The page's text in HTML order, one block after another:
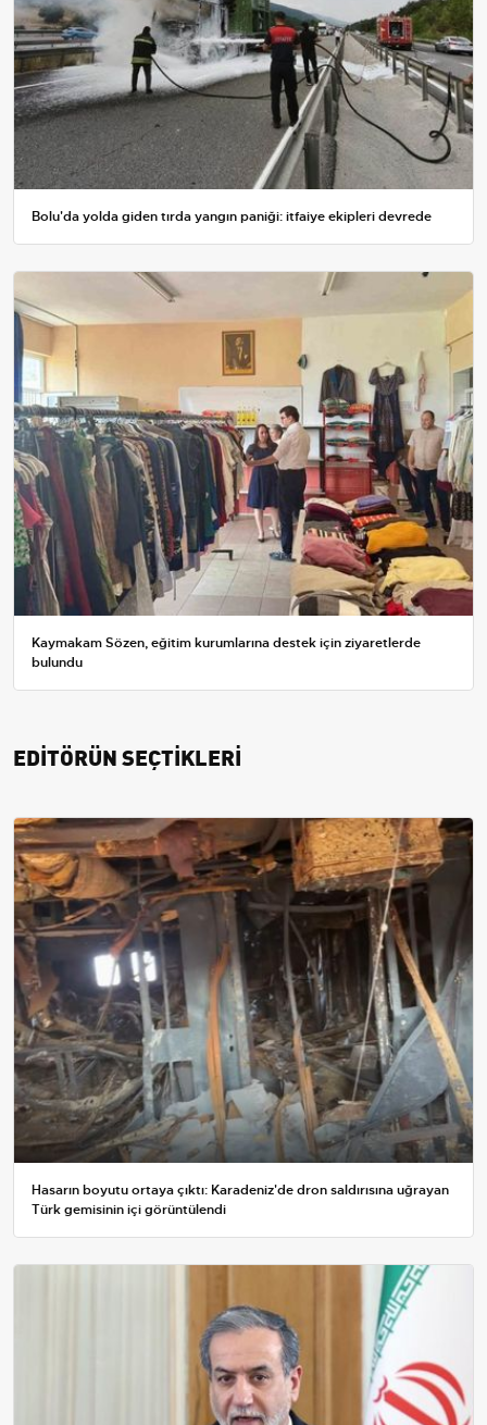
Bolu'da yolda giden tırda yangın paniği: itfaiye ekipleri devrede
Kaymakam Sözen, eğitim kurumlarına destek için ziyaretlerde
bulundu
EDİTÖRÜN SEÇTİKLERİ
Hasarın boyutu ortaya çıktı: Karadeniz'de dron saldırısına uğrayan
Türk gemisinin içi görüntülendi